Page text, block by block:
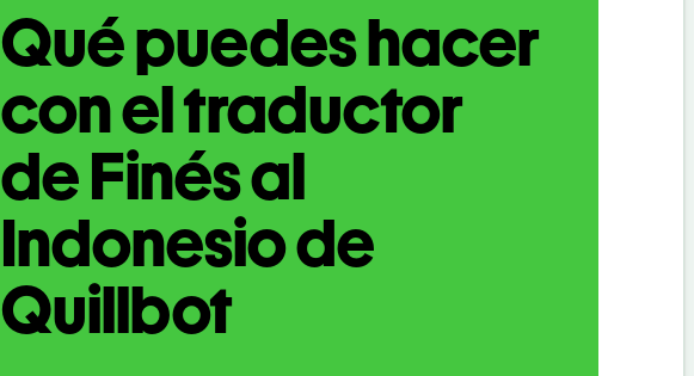
Qué puedes hacer
con el traductor
de Finés al
Indonesio de
Quillbot